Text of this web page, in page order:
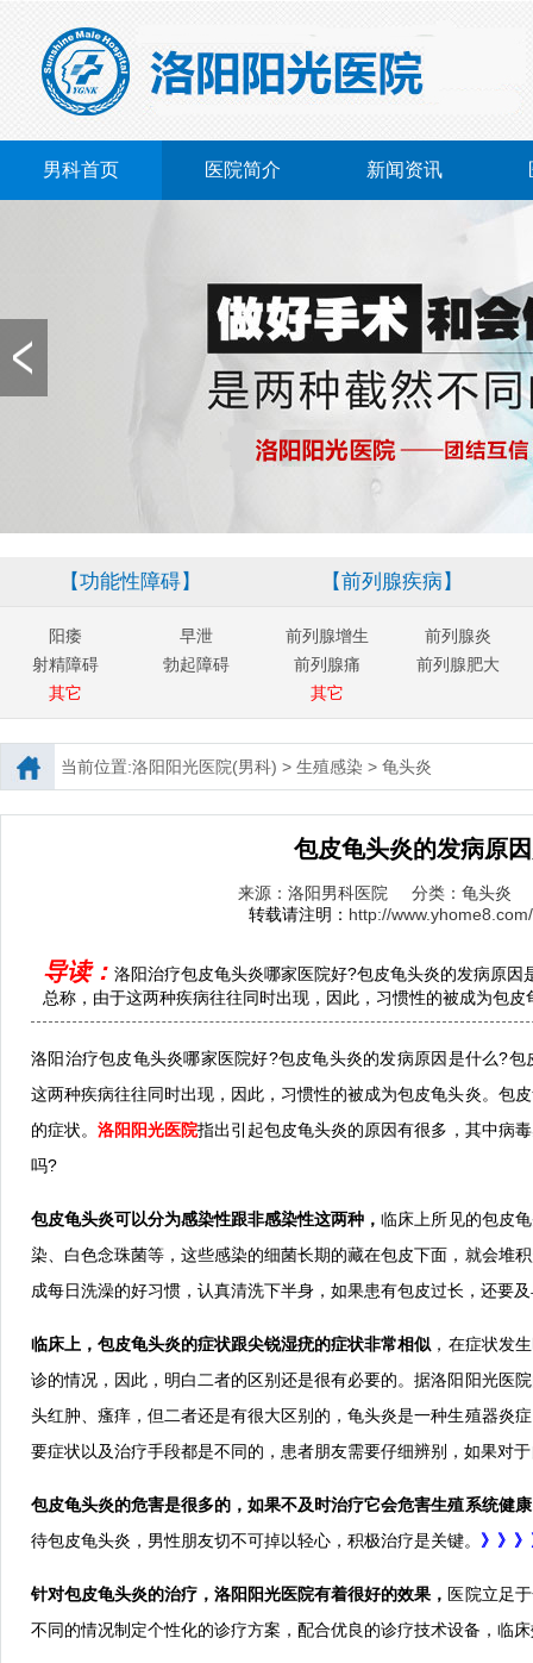
男科首页 医院简介 新闻资讯
【功能性障碍】
阳痿
早泄
射精障碍
勃起障碍
其它
【前列腺疾病】
前列腺增生
前列腺炎
前列腺痛
前列腺肥大
其它
当前位置:洛阳阳光医院(男科) > 生殖感染 > 龟头炎
包皮龟头炎的发病原
来源：洛阳男科医院
分类：龟头炎
转载请注明： http://
导读： 洛阳治疗包皮龟头炎哪家医院好?包皮龟头炎的发病原
总称，由于这两种疾病往往同时出现，因此，习惯性的被成为包皮
洛阳治疗包皮龟头炎哪家医院好?包皮龟头炎的发病原因是什么?
这两种疾病往往同时出现，因此，习惯性的被成为包皮龟头炎。包
的症状。洛阳阳光医院指出引起包皮龟头炎的原因有很多，其中病
吗?
包皮龟头炎可以分为感染性跟非感染性这两种，临床上所见的包皮
染、白色念珠菌等，这些感染的细菌长期的藏在包皮下面，就会堆
成每日洗澡的好习惯，认真清洗下半身，如果患有包皮过长，还要
临床上，包皮龟头炎的症状跟尖锐湿疣的症状非常相似 ，在症状发
诊的情况，因此，明白二者的区别还是很有必要的。据洛阳阳光医
头红肿、瘙痒，但二者还是有很大区别的，龟头炎是一种生殖器炎
要症状以及治疗手段都是不同的，患者朋友需要仔细辨别，如果对
包皮龟头炎的危害是很多的，如果不及时治疗它会危害生殖系统健
待包皮龟头炎，男性朋友切不可掉以轻心，积极治疗是关键。 》》
针对包皮龟头炎的治疗，洛阳阳光医院有着很好的效果， 医院立足
不同的情况制定个性化的诊疗方案，配合优良的诊疗技术设备，临